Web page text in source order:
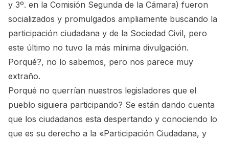
y 3º. en la Comisión Segunda de la Cámara) fueron
socializados y promulgados ampliamente buscando la
participación ciudadana y de la Sociedad Civil, pero
este último no tuvo la más mínima divulgación.
Porqué?, no lo sabemos, pero nos parece muy
extraño.
Porqué no querrían nuestros legisladores que el
pueblo siguiera participando? Se están dando cuenta
que los ciudadanos esta despertando y conociendo lo
que es su derecho a la «Participación Ciudadana, y